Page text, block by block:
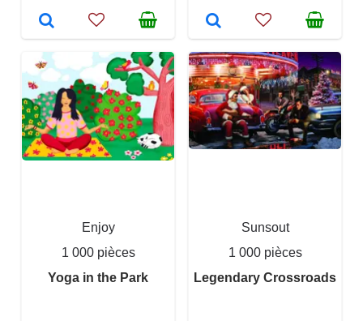
Enjoy
1 000 pièces
Yoga in the Park
Sunsout
1 000 pièces
Legendary Crossroads